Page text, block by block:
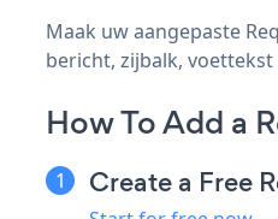
Maak uw aangepaste
bericht, zijbalk,
How To Add a
Create a Free